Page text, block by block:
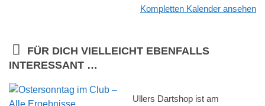
Kompletten Kalender ansehen
FÜR DICH VIELLEICHT EBENFALLS
INTERESSANT …
Ullers Dartshop ist am